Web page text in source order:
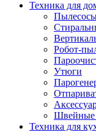
Техника для
Робот-
Утюги
Швейные
Техника для